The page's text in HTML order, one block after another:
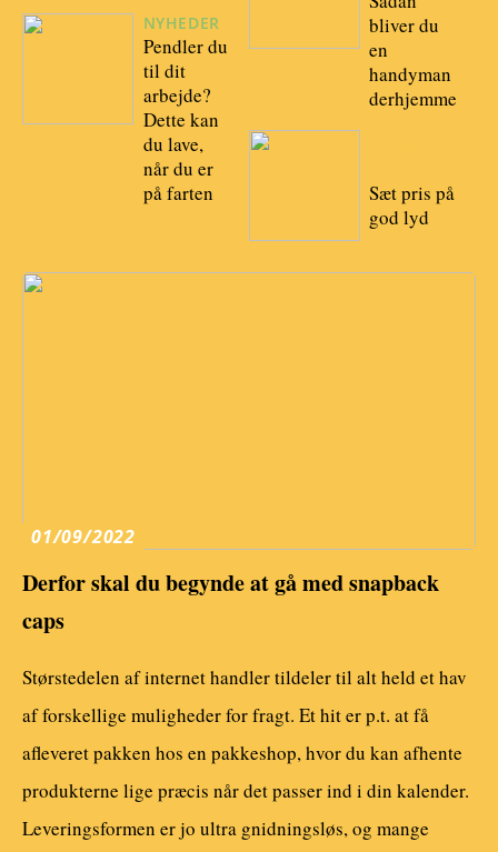
NYHEDER
Pendler du
til dit
arbejde?
Dette kan
du lave,
når du er
på farten
bliver du
en
handyman
derhjemme
Sæt pris på
god lyd
01/09/2022
Derfor skal du begynde at gå med snapback
caps
Størstedelen af internet handler tildeler til alt held et hav
af forskellige muligheder for fragt. Et hit er p.t. at få
afleveret pakken hos en pakkeshop, hvor du kan afhente
produkterne lige præcis når det passer ind i din kalender.
Leveringsformen er jo ultra gnidningsløs, og mange